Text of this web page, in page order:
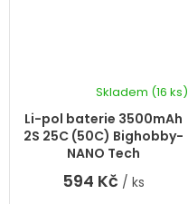
Li-pol baterie 3500mAh
2S 25C (50C) Bighobby-
NANO Tech
Skladem (16 ks)
594 Kč / ks